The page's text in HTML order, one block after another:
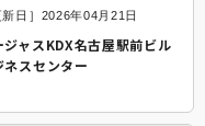
新日］2026年04月21日
ジャスKDX名古屋駅前ビル
ネスセンター